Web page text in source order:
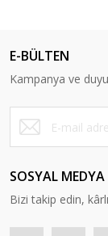
E-BÜLTEN
Kampanya ve
SOSYAL MEDYA
Bizi takip edin, kârlı